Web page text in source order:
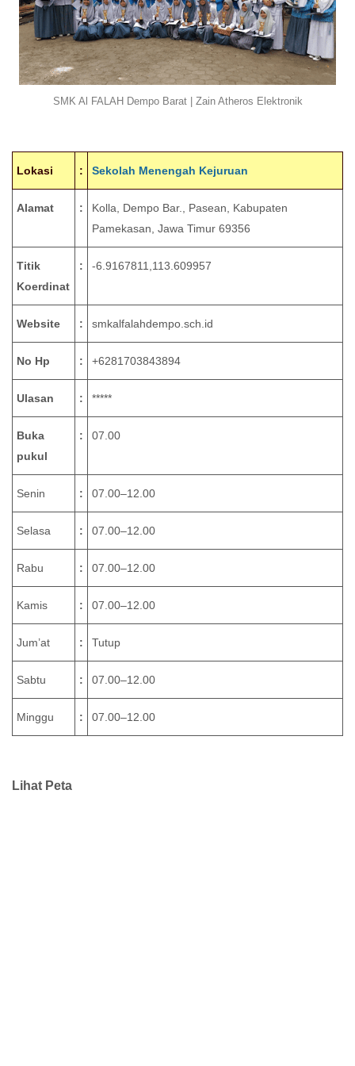
SMK Al FALAH Dempo Barat | Zain Atheros Elektronik
Lokasi : Sekolah Menengah Kejuruan
Alamat :
Kolla, Dempo Bar., Pasean, Kabupaten
Pamekasan, Jawa Timur 69356
Titik
Koerdinat
: -6.9167811,113.609957
Website : smkalfalahdempo.sch.id
No Hp : +6281703843894
Ulasan : *****
Buka
pukul
: 07.00
Senin : 07.00–12.00
Selasa : 07.00–12.00
Rabu : 07.00–12.00
Kamis : 07.00–12.00
Jum’at : Tutup
Sabtu : 07.00–12.00
Minggu : 07.00–12.00
Lihat Peta